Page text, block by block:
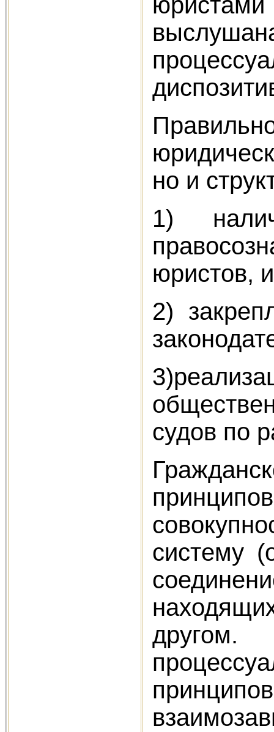
но и
1)
юристов,
2)
судов по
систему